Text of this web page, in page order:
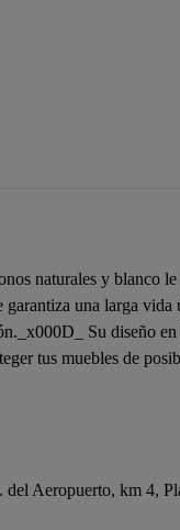
naturales y blanco
garantiza una larga
Su diseño
tus muebles de
Aeropuerto, km 4,